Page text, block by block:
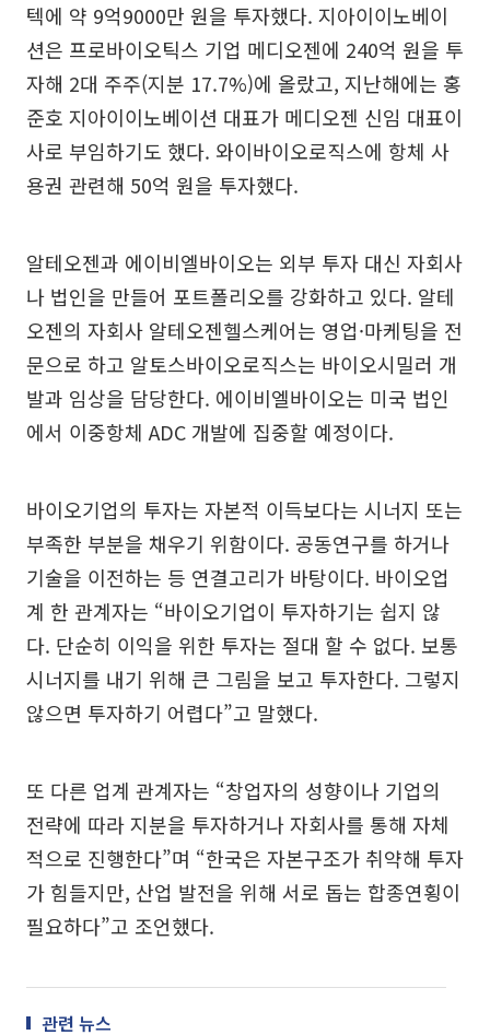
텍에 약 9억9000만 원을 투자했다. 지아이이노베이
션은 프로바이오틱스 기업 메디오젠에 240억 원을 투
자해 2대 주주(지분 17.7%)에 올랐고, 지난해에는 홍
준호 지아이이노베이션 대표가 메디오젠 신임 대표이
사로 부임하기도 했다. 와이바이오로직스에 항체 사
용권 관련해 50억 원을 투자했다.
알테오젠과 에이비엘바이오는 외부 투자 대신 자회사
나 법인을 만들어 포트폴리오를 강화하고 있다. 알테
오젠의 자회사 알테오젠헬스케어는 영업·마케팅을 전
문으로 하고 알토스바이오로직스는 바이오시밀러 개
발과 임상을 담당한다. 에이비엘바이오는 미국 법인
에서 이중항체 ADC 개발에 집중할 예정이다.
바이오기업의 투자는 자본적 이득보다는 시너지 또는
부족한 부분을 채우기 위함이다. 공동연구를 하거나
기술을 이전하는 등 연결고리가 바탕이다. 바이오업
계 한 관계자는 “바이오기업이 투자하기는 쉽지 않
다. 단순히 이익을 위한 투자는 절대 할 수 없다. 보통
시너지를 내기 위해 큰 그림을 보고 투자한다. 그렇지
않으면 투자하기 어렵다”고 말했다.
또 다른 업계 관계자는 “창업자의 성향이나 기업의
전략에 따라 지분을 투자하거나 자회사를 통해 자체
적으로 진행한다”며 “한국은 자본구조가 취약해 투자
가 힘들지만, 산업 발전을 위해 서로 돕는 합종연횡이
필요하다”고 조언했다.
관련 뉴스